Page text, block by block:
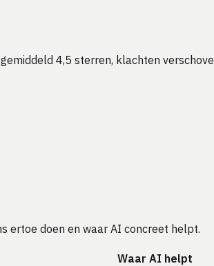
4,5 sterren, klachten
ertoe doen en waar AI concreet helpt.
Waar AI helpt